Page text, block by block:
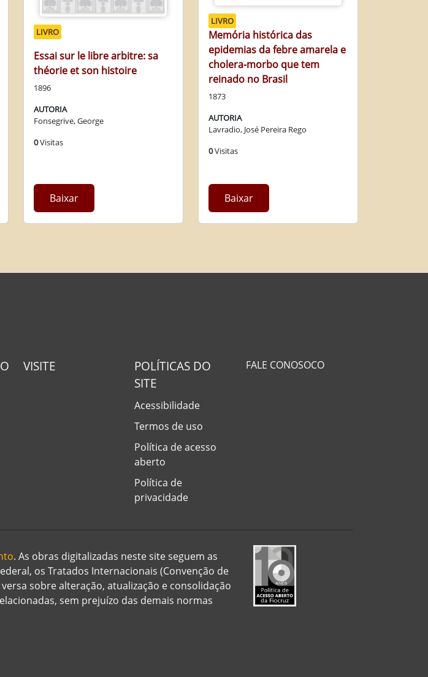
LIVRO
Essai sur le libre arbitre: sa
théorie et son histoire
1896
AUTORIA
Fonsegrive, George
0Visitas
Baixar
LIVRO
Memória histórica das
epidemias da febre amarela e
cholera-morbo que tem
reinado no Brasil
1873
AUTORIA
Lavradio, José Pereira Rego
0Visitas
Baixar
VISITE
POLÍTICAS DO
SITE
Acessibilidade
Termos de uso
Política de acesso
aberto
Política de
privacidade
FALE CONOSOCO
. As obras digitalizadas neste site seguem as
os Tratados Internacionais (Convenção de
sobre alteração, atualização e consolidação
sem prejuízo das demais normas